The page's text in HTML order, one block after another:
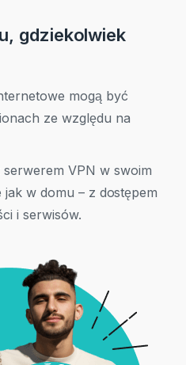
gdziekolwiek
mogą być
ze względu na
serwerem VPN w swoim
w domu – z dostępem
i serwisów.